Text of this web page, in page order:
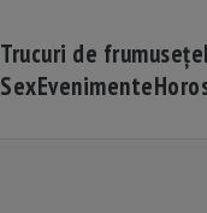
Trucuri de frumusețe
SexEvenimente